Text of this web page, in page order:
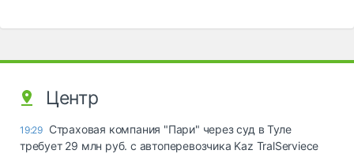
Центр
19:29 Страховая компания "Пари" через суд в Туле
требует 29 млн руб. с автоперевозчика Kaz TralServiece